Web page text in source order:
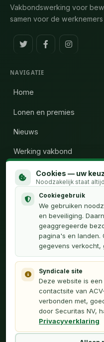
Vakbondswerking voor
samen voor de
NAVIGATIE
Home
Lonen en premies
Nieuws
Werking vakbond
Wie zijn wij
Calculator uren
Contact
Privacyverklaring
Français (FR)
Webmaster
Dit platform is een initiatief
Securitas en is niet
Cookies — uw
Noodzakelijk staat
Cookiegebruik
We gebruiken
en beveiliging.
geaggregeerde
pagina's en landen.
gegevens verkocht,
Syndicale site
Deze website is
contactsite van
verbonden met,
door Securitas NV,
Privacyverklaring